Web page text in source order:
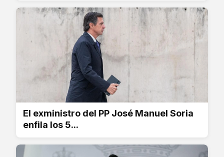
El exministro del PP José Manuel Soria
enfila los 5...